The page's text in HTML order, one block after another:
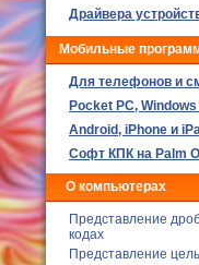
Драйвера
Мобильные
Для телефонов и
Poсket PC,
Android, iPhone и
Софт КПК на Palm
О компьютерах
Представление
кодах
Представление